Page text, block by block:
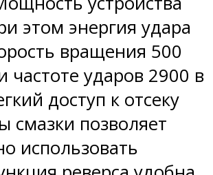
этом энергия удара
вращения 500
частоте ударов 2900 в
доступ к отсеку
смазки позволяет
использовать